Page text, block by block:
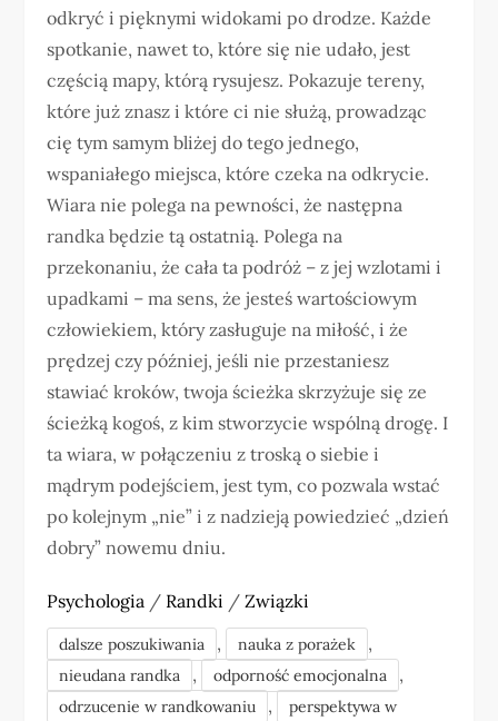
odkryć i pięknymi widokami po drodze. Każde
spotkanie, nawet to, które się nie udało, jest
częścią mapy, którą rysujesz. Pokazuje tereny,
które już znasz i które ci nie służą, prowadząc
cię tym samym bliżej do tego jednego,
wspaniałego miejsca, które czeka na odkrycie.
Wiara nie polega na pewności, że następna
randka będzie tą ostatnią. Polega na
przekonaniu, że cała ta podróż – z jej wzlotami i
upadkami – ma sens, że jesteś wartościowym
człowiekiem, który zasługuje na miłość, i że
prędzej czy później, jeśli nie przestaniesz
stawiać kroków, twoja ścieżka skrzyżuje się ze
ścieżką kogoś, z kim stworzycie wspólną drogę. I
ta wiara, w połączeniu z troską o siebie i
mądrym podejściem, jest tym, co pozwala wstać
po kolejnym „nie” i z nadzieją powiedzieć „dzień
dobry” nowemu dniu.
Psychologia / Randki /Związki
dalsze poszukiwania , nauka z porażek ,
nieudana randka , odporność emocjonalna ,
odrzucenie w randkowaniu , perspektywa w